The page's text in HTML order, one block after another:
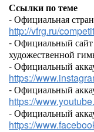
Ссылки по теме
- Официальная
http://vfrg.ru/
- Официальный сайт
художественной
- Официальный
https://
- Официальный
https://
- Официальный
https://